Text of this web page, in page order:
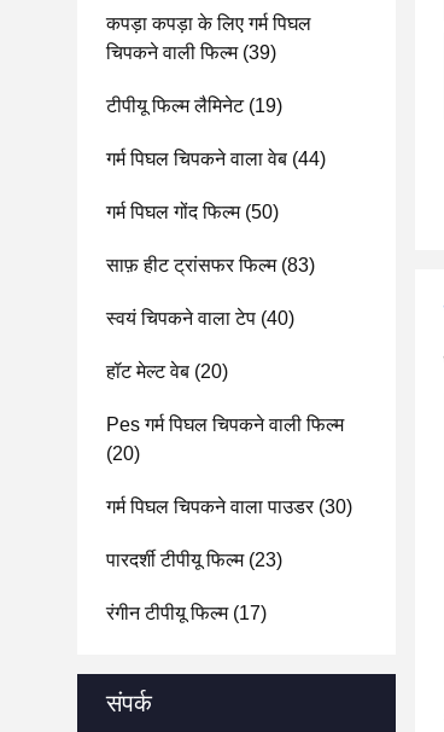
कपड़ा कपड़ा के लिए गर्म पिघल
चिपकने वाली फिल्म(39)
टीपीयू फिल्म लैमिनेट(19)
गर्म पिघल चिपकने वाला वेब (44)
गर्म पिघल गोंद फिल्म(50)
साफ़ हीट ट्रांसफर फिल्म(83)
स्वयं चिपकने वाला टेप (40)
हॉट मेल्ट वेब (20)
Pes गर्म पिघल चिपकने वाली फिल्म
(20)
गर्म पिघल चिपकने वाला पाउडर(30)
पारदर्शी टीपीयू फिल्म(23)
रंगीन टीपीयू फिल्म(17)
संपर्क